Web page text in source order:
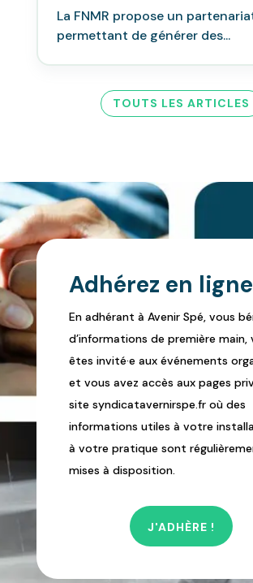
La FNMR propose un
permettant de générer des...
TOUTS LES ARTICLES
Adhérez en
En adhérant à Avenir Spé, vous
d’informations de première main,
êtes invité·e aux événements
et vous avez accès aux pages
site syndicatavernirspe.fr où des
informations utiles à votre
à votre pratique sont
mises à disposition.
J'ADHÈRE !